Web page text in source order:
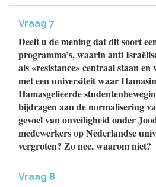
Vraag 7
Deelt u de mening dat dit soort
programma’s, waarin anti
als «resistance» centraal staan
met een universiteit waar
Hamasgelieerde
bijdragen aan de normalisering
gevoel van onveiligheid onder
medewerkers op Nederlandse
vergroten? Zo nee, waarom niet?
Vraag 8